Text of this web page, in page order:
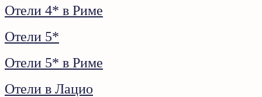
Отели 4* в Риме
Отели 5*
Отели 5* в Риме
Отели в Лацио